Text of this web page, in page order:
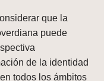
que la
puede
de la identidad
todos los ámbitos